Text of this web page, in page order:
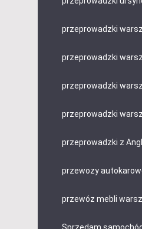
przeprowadzki
przeprowadzki
przeprowadzki
przeprowadzki
przeprowadzki z
przewozy
przewóz mebli
Sprzedam